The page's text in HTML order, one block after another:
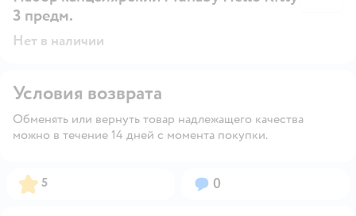
3 предм.
Нет в наличии
Условия возврата
Обменять или вернуть товар надлежащего качества
можно в течение 14 дней с момента покупки.
Рейтинг:
5 Вопросов:
0